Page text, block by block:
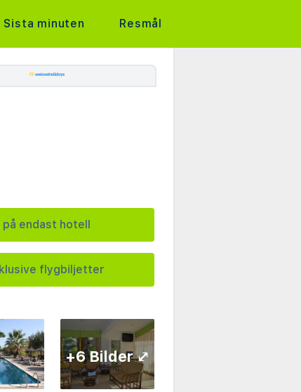
Sista minuten Resmål
endast hotell
flygbiljetter
+6 Bilder ⤢